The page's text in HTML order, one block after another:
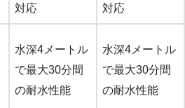
対応 対応
水深4メートル
で最大30分間
の耐水性能
水深4メートル
で最大30分間
の耐水性能